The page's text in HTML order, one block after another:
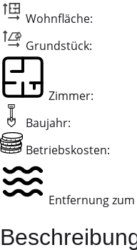
Wohnfläche:
Grundstück:
Zimmer:
Baujahr:
Betriebskosten:
Entfernung zum